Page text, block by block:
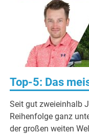
Top-5: Das
Seit gut zweieinhalb
Reihenfolge ganz
der großen weiten